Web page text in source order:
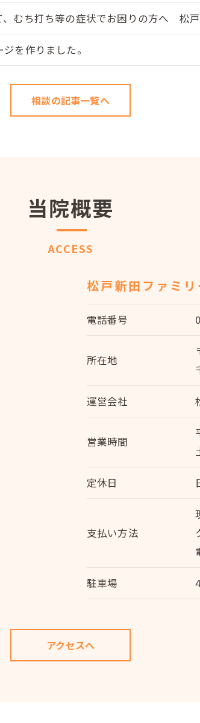
、むち打ち等の症状でお困りの方へ 松
を作りました。
相談の記事一覧へ
当院概要
ACCESS
松戸新田ファミ
電話番号
所在地
運営会社
営業時間
定休日
支払い方法
駐車場
アクセスへ